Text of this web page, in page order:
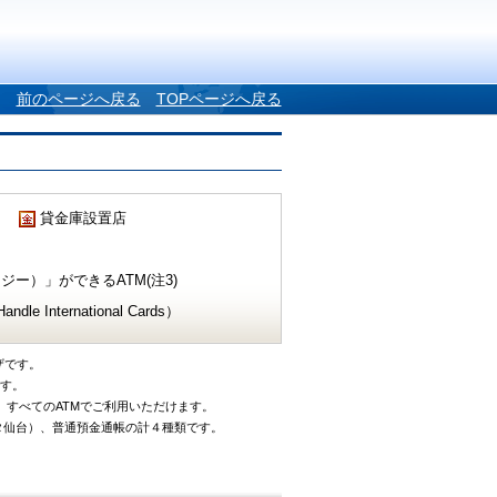
前のページへ戻る TOPページへ戻る
貸金庫設置店
ー）」ができるATM(注3)
International Cards）
す。
。
べてのATMでご利用いただけます。
台）、普通預金通帳の計４種類です。